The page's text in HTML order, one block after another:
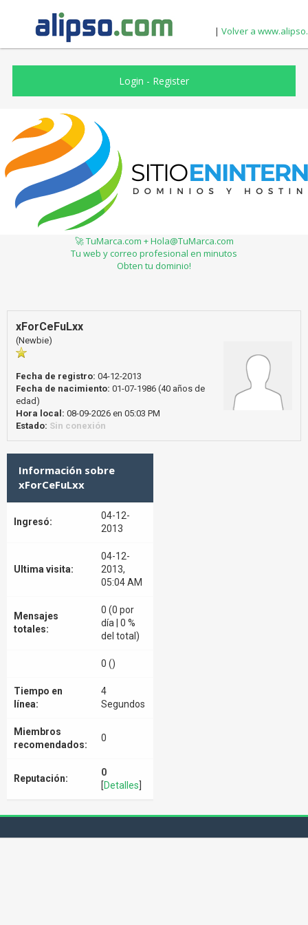
| Volver a
Login - Register
🚀 TuMarca.com + Hola@TuMarca.com
Tu web y correo profesional en minutos
Obten tu dominio!
xForCeFuLxx
(Newbie)
Fecha de registro: 04-12-2013
Fecha de nacimiento: 01-07-1986 (40 años de
edad)
Hora local: 08-09-2026 en 05:03 PM
Estado: Sin conexión
Información sobre
xForCeFuLxx
Ingresó:
04-12-
2013
Ultima visita:
04-12-
2013,
05:04 AM
Mensajes
totales:
0 (0 por
día | 0 %
del total)
0 ()
Tiempo en
línea:
4
Segundos
Miembros
recomendados:
0
Reputación:
0
[Detalles